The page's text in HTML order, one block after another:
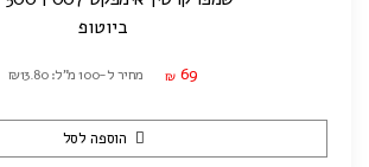
ביוטופ
₪ 69 מחיר ל-100 מ"ל: ₪13.80
הוספה לסל